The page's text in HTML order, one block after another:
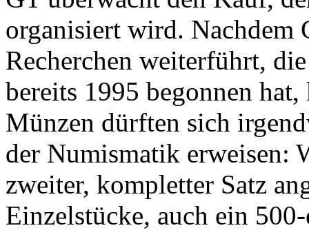
organisiert wird. Nachdem
Recherchen weiterführt,
bereits 1995 begonnen
Münzen dürften sich
der Numismatik erweisen:
zweiter, kompletter Satz
Einzelstücke, auch ein